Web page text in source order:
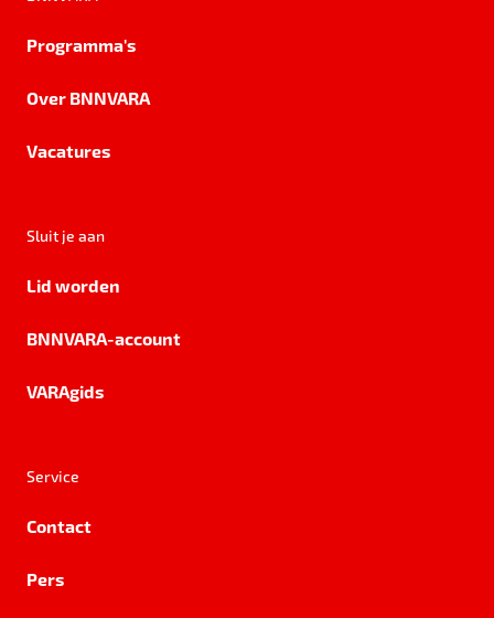
Programma's
Over BNNVARA
Vacatures
Sluit je aan
Lid worden
BNNVARA-account
VARAgids
Service
Contact
Pers